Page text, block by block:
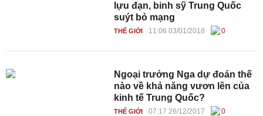
lựu đạn, binh sỹ Trung Quốc
suýt bỏ mạng
THẾ GIỚI 11:06 03/01/2018 0
Ngoại trưởng Nga dự đoán thế
nào về khả năng vươn lên của
kinh tế Trung Quốc?
THẾ GIỚI 07:17 26/12/2017 0